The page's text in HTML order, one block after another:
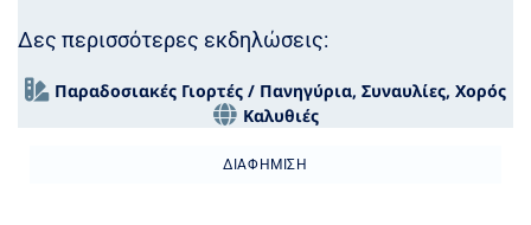
Δες περισσότερες εκδηλώσεις:
Παραδοσιακές Γιορτές / Πανηγύρια, Συναυλίες, Χορός
Καλυθιές
ΔΙΑΦΉΜΙΣΗ